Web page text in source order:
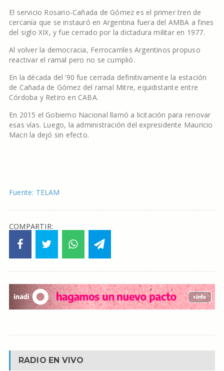
El servicio Rosario-Cañada de Gómez es el primer tren de
cercanía que se instauró en Argentina fuera del AMBA a fines
del siglo XIX, y fue cerrado por la dictadura militar en 1977.
Al volver la democracia, Ferrocarriles Argentinos propuso
reactivar el ramal pero no se cumplió.
En la década del ’90 fue cerrada definitivamente la estación
de Cañada de Gómez del ramal Mitre, equidistante entre
Córdoba y Retiro en CABA.
En 2015 el Gobierno Nacional llamó a licitación para renovar
esas vías. Luego, la administración del expresidente Mauricio
Macri la dejó sin efecto.
Fuente: TELAM
COMPARTIR:
RADIO EN VIVO